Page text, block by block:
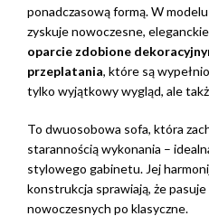
ponadczasową formą. W modelu
zyskuje nowoczesne,
oparcie zdobione
przeplatania, które są
tylko wyjątkowy wygląd, ale
To dwuosobowa sofa, która
starannością wykonania –
stylowego gabinetu. Jej
konstrukcja sprawiają, że
nowoczesnych po klasyczne.